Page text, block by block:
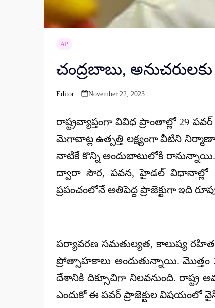
AP
చంద్రబాబు,
Posted
Editor November 22, 2023
రాష్ట్రవ్యాప్తంగా వివిధ ప్రాంతాల్లో 29
మెగావాట్ల ఉత్పత్తి లక్ష్యంగా వీటిని
నాటికే కొన్ని అందుబాటులోకి రానున్నాయి.
ద్వారా సౌర, పవన, హైడల్ విధానాల్లో 24
ప్రపంచంలోనే అతిపెద్ద ప్రాజెక్టుగా ఇది
పర్యావరణ సమతుల్యత, కాలుష్య
ప్రోత్సాహకాలు అందుతున్నాయి. మొత్తం
దేశానికి దిక్సూచిగా నిలవనుంది. రాష్ట్ర
ఎందుకో ఈ పవర్ ప్రాజెక్టుల విషయంలో